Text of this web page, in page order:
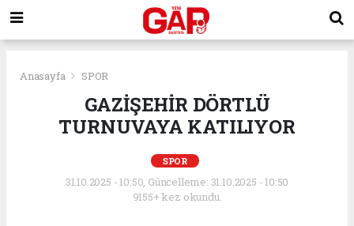
Anasayfa SPOR
GAZİŞEHİR DÖRTLÜ
TURNUVAYA KATILIYOR
SPOR
31.10.2025 - 10:50, Güncelleme: 31.10.2025 - 10:50
9155+ kez okundu.